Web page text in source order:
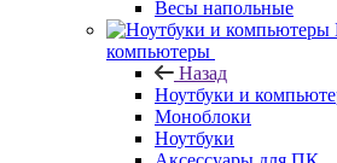
Весы напольные
компьютеры
Назад
Ноутбуки и
Моноблоки
Ноутбуки